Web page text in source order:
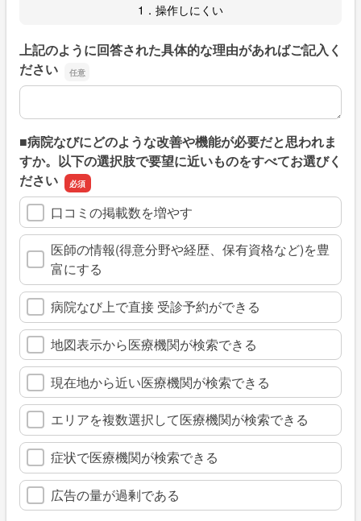
1．操作しにくい
上記のように回答された具体的な理由があればご記入く
ださい
上記のように回答された具体的な理由があればご記入くだ
■病院なびにどのような改善や機能が必要だと思われま
すか。以下の選択肢で要望に近いものをすべてお選びく
ださい
口コミの掲載数を増やす
医師の情報(得意分野や経歴、保有資格など)を豊
富にする
病院なび上で直接 受診予約ができる
地図表示から医療機関が検索できる
現在地から近い医療機関が検索できる
エリアを複数選択して医療機関が検索できる
症状で医療機関が検索できる
広告の量が過剰である